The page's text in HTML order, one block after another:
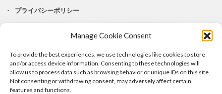
Manage Cookie Consent
To provide the best experiences, we use technologies like cookies to store
and/or access device information. Consenting to these technologies will
allow us to process data such as browsing behavior or unique IDs on this site.
Not consenting or withdrawing consent, may adversely affect certain
features and functions.
プライバシーポリシー
Lit.Link